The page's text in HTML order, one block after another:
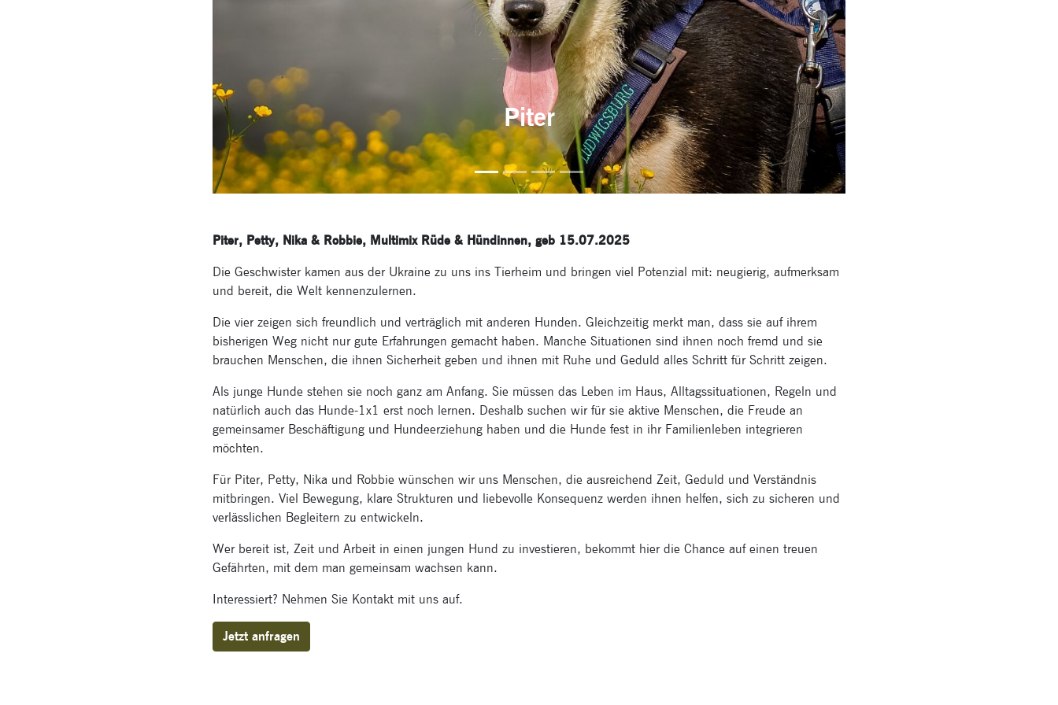
Piter
Piter, Petty, Nika & Robbie, Multimix Rüde & Hündinnen, geb 15.07.2025
Die Geschwister kamen aus der Ukraine zu uns ins Tierheim und bringen viel Potenzial mit: neugierig, aufmerksam
und bereit, die Welt kennenzulernen.
Die vier zeigen sich freundlich und verträglich mit anderen Hunden. Gleichzeitig merkt man, dass sie auf ihrem
bisherigen Weg nicht nur gute Erfahrungen gemacht haben. Manche Situationen sind ihnen noch fremd und sie
brauchen Menschen, die ihnen Sicherheit geben und ihnen mit Ruhe und Geduld alles Schritt für Schritt zeigen.
Als junge Hunde stehen sie noch ganz am Anfang. Sie müssen das Leben im Haus, Alltagssituationen, Regeln und
natürlich auch das Hunde-1x1 erst noch lernen. Deshalb suchen wir für sie aktive Menschen, die Freude an
gemeinsamer Beschäftigung und Hundeerziehung haben und die Hunde fest in ihr Familienleben integrieren
möchten.
Für Piter, Petty, Nika und Robbie wünschen wir uns Menschen, die ausreichend Zeit, Geduld und Verständnis
mitbringen. Viel Bewegung, klare Strukturen und liebevolle Konsequenz werden ihnen helfen, sich zu sicheren und
verlässlichen Begleitern zu entwickeln.
Wer bereit ist, Zeit und Arbeit in einen jungen Hund zu investieren, bekommt hier die Chance auf einen treuen
Gefährten, mit dem man gemeinsam wachsen kann.
Interessiert? Nehmen Sie Kontakt mit uns auf.
Jetzt anfragen